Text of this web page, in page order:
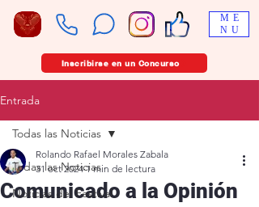
ME
NU
Inscribirse en un Concurso
Entrada
Todas las Noticias
Noticias del Festival
Todas las Noticias
Comunicado a la Opinión
Rolando Rafael Morales Zabala
31 oct 2024 1 min de lectura